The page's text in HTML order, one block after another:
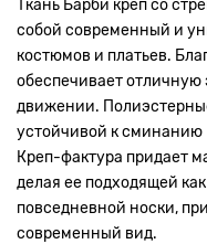
Ткань Барби креп со
собой современный и
костюмов и платьев.
обеспечивает отличную
движении.
устойчивой к сминанию
Креп-фактура придает
делая ее подходящей
повседневной носки,
современный вид.